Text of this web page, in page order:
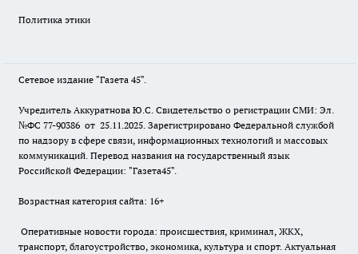
Политика этики
Сетевое издание "Газета 45".
Учредитель Аккуратнова Ю.С. Свидетельство о регистрации СМИ: Эл.
№ФС 77-90386 от 25.11.2025. Зарегистрировано Федеральной службой
по надзору в сфере связи, информационных технологий и массовых
коммуникаций. Перевод названия на государственный язык
Российской Федерации: "Газета45".
Возрастная категория сайта: 16+
Оперативные новости города: происшествия, криминал, ЖКХ,
транспорт, благоустройство, экономика, культура и спорт. Актуальная